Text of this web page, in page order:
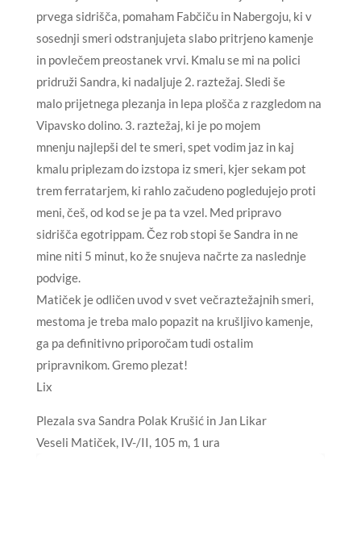
prvega sidrišča, pomaham Fabčiču in Nabergoju, ki v
sosednji smeri odstranjujeta slabo pritrjeno kamenje
in povlečem preostanek vrvi. Kmalu se mi na polici
pridruži Sandra, ki nadaljuje 2. raztežaj. Sledi še
malo prijetnega plezanja in lepa plošča z razgledom na
Vipavsko dolino. 3. raztežaj, ki je po mojem
mnenju najlepši del te smeri, spet vodim jaz in kaj
kmalu priplezam do izstopa iz smeri, kjer sekam pot
trem ferratarjem, ki rahlo začudeno pogledujejo proti
meni, češ, od kod se je pa ta vzel. Med pripravo
sidrišča egotrippam. Čez rob stopi še Sandra in ne
mine niti 5 minut, ko že snujeva načrte za naslednje
podvige.
Matiček je odličen uvod v svet večraztežajnih smeri,
mestoma je treba malo popazit na krušljivo kamenje,
ga pa definitivno priporočam tudi ostalim
pripravnikom. Gremo plezat!
Lix
Plezala sva Sandra Polak Krušić in Jan Likar
Veseli Matiček, IV-/II, 105 m, 1 ura